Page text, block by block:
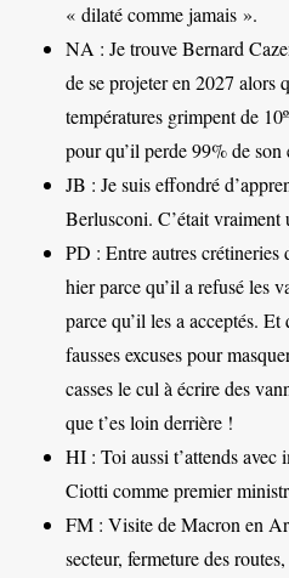
« dilaté comme jamais ».
NA : Je trouve Bernard
de se projeter en 2027 alors
températures grimpent de
pour qu’il perde 99% de son
JB : Je suis effondré
Berlusconi. C’était vraiment
PD : Entre autres
hier parce qu’il a refusé les
parce qu’il les a acceptés.
fausses excuses pour
casses le cul à écrire des
que t’es loin derrière !
HI : Toi aussi t’attends
Ciotti comme premier
FM : Visite de Macron en
secteur, fermeture des